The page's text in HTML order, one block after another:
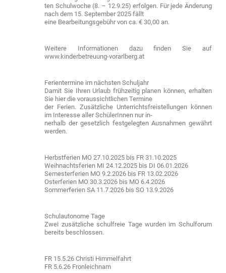
ten Schulwoche (8. – 12.9.25) erfolgen. Für jede Änderung
nach dem 15. September 2025 fällt
eine Bearbeitungsgebühr von ca. € 30,00 an.
Weitere Informationen dazu finden Sie auf
www.kinderbetreuung-vorarlberg.at
Ferientermine im nächsten Schuljahr
Damit Sie Ihren Urlaub frühzeitig planen können, erhalten
Sie hier die voraussichtlichen Termine
der Ferien. Zusätzliche Unterrichtsfreistellungen können
im Interesse aller SchülerInnen nur in-
nerhalb der gesetzlich festgelegten Ausnahmen gewährt
werden.
Herbstferien MO 27.10.2025 bis FR 31.10.2025
Weihnachtsferien MI 24.12.2025 bis DI 06.01.2026
Semesterferien MO 9.2.2026 bis FR 13.02.2026
Osterferien MO 30.3.2026 bis MO 6.4.2026
Sommerferien SA 11.7.2026 bis SO 13.9.2026
Schulautonome Tage
Zwei zusätzliche schulfreie Tage wurden im Schulforum
bereits beschlossen.
FR 15.5.26 Christi Himmelfahrt
FR 5.6.26 Fronleichnam